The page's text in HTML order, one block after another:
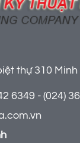
thự 310 Minh
6349 - (024)